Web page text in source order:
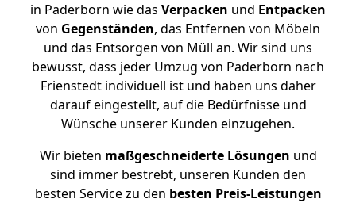
in Paderborn wie das Verpacken und Entpacken
von Gegenständen, das Entfernen von Möbeln
und das Entsorgen von Müll an. Wir sind uns
bewusst, dass jeder Umzug von Paderborn nach
Frienstedt individuell ist und haben uns daher
darauf eingestellt, auf die Bedürfnisse und
Wünsche unserer Kunden einzugehen.
Wir bieten maßgeschneiderte Lösungen und
sind immer bestrebt, unseren Kunden den
besten Service zu den besten Preis-Leistungen